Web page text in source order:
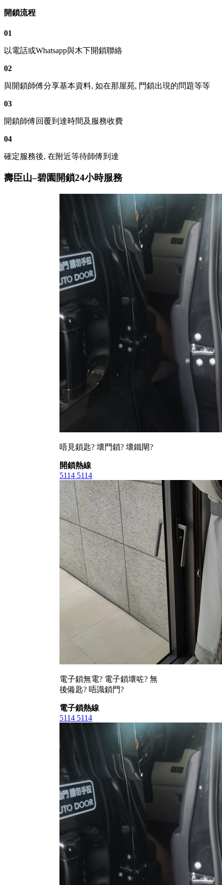
開鎖流程
01
以電話或Whatsapp與木下開鎖聯絡
02
與開鎖師傅分享基本資料, 如在那屋苑, 門鎖出現的問題等等
03
開鎖師傅回覆到達時間及服務收費
04
確定服務後, 在附近等待師傅到達
壽臣山–碧園開鎖24小時服務
唔見鎖匙? 壞門鎖? 壞鐵閘?
開鎖熱線
5114 5114
電子鎖無電? 電子鎖壞咗? 無
後備匙? 唔識鎖門?
電子鎖熱線
5114 5114